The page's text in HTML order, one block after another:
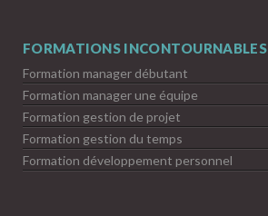
FORMATIONS INCONTOURNABLES
Formation manager débutant
Formation manager une équipe
Formation gestion de projet
Formation gestion du temps
Formation développement personnel